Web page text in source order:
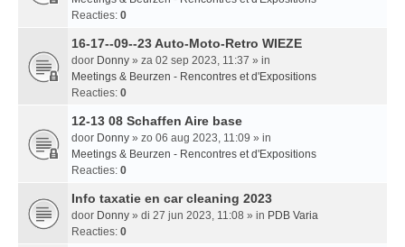
Reacties: 0
16-17--09--23 Auto-Moto-Retro WIEZE
door Donny » za 02 sep 2023, 11:37 » in
Meetings & Beurzen - Rencontres et d'Expositions
Reacties: 0
12-13 08 Schaffen Aire base
door Donny » zo 06 aug 2023, 11:09 » in
Meetings & Beurzen - Rencontres et d'Expositions
Reacties: 0
Info taxatie en car cleaning 2023
door Donny » di 27 jun 2023, 11:08 » in PDB Varia
Reacties: 0